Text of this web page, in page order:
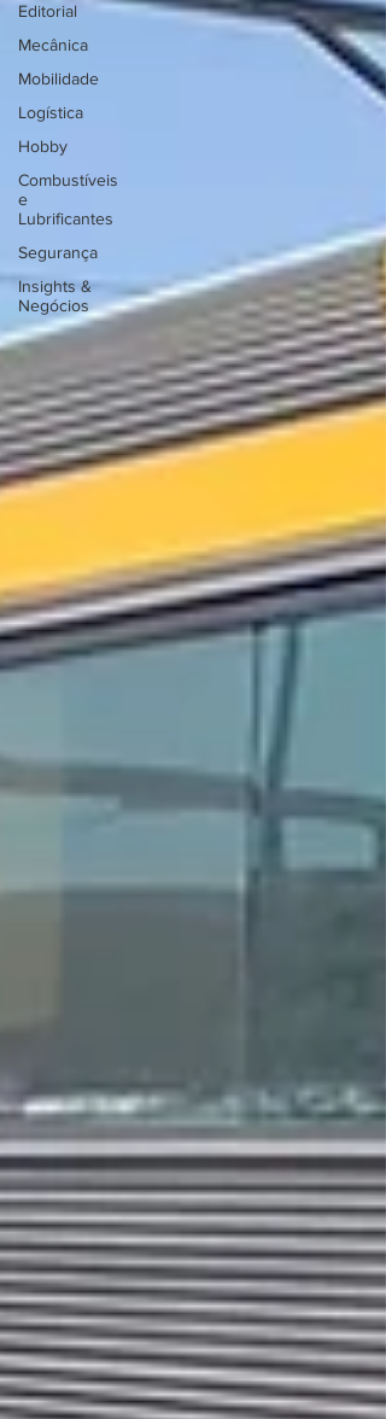
Editorial
Mecânica
Mobilidade
Logística
Hobby
Combustíveis
e
Lubrificantes
Segurança
Insights &
Negócios